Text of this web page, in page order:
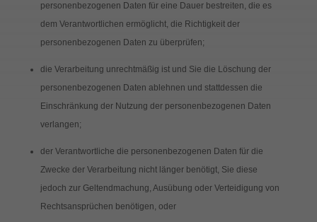
personenbezogenen Daten für eine Dauer bestreiten, die es
dem Verantwortlichen ermöglicht, die Richtigkeit der
personenbezogenen Daten zu überprüfen;
die Verarbeitung unrechtmäßig ist und Sie die Löschung der
personenbezogenen Daten ablehnen und stattdessen die
Einschränkung der Nutzung der personenbezogenen Daten
verlangen;
der Verantwortliche die personenbezogenen Daten für die
Zwecke der Verarbeitung nicht länger benötigt, Sie diese
jedoch zur Geltendmachung, Ausübung oder Verteidigung von
Rechtsansprüchen benötigen, oder